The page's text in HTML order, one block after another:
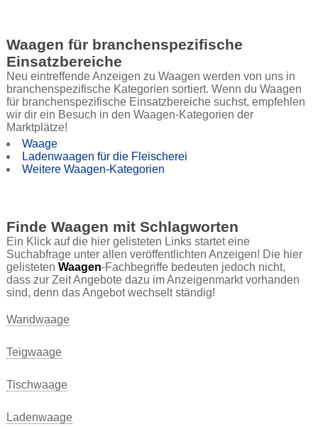
Waagen für branchenspezifische
Einsatzbereiche
Neu eintreffende Anzeigen zu Waagen werden von uns in
branchenspezifische Kategorien sortiert. Wenn du Waagen
für branchenspezifische Einsatzbereiche suchst, empfehlen
wir dir ein Besuch in den Waagen-Kategorien der
Marktplätze!
Waage
Ladenwaagen für die Fleischerei
Weitere Waagen-Kategorien
Finde Waagen mit Schlagworten
Ein Klick auf die hier gelisteten Links startet eine
Suchabfrage unter allen veröffentlichten Anzeigen! Die hier
gelisteten Waagen-Fachbegriffe bedeuten jedoch nicht,
dass zur Zeit Angebote dazu im Anzeigenmarkt vorhanden
sind, denn das Angebot wechselt ständig!
Wandwaage
Teigwaage
Tischwaage
Ladenwaage